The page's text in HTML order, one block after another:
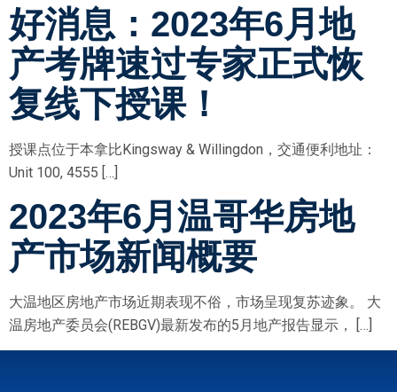
好消息：2023年6月地
产考牌速过专家正式恢
复线下授课！
授课点位于本拿比Kingsway & Willingdon，交通便利地址：
Unit 100, 4555 […]
2023年6月温哥华房地
产市场新闻概要
大温地区房地产市场近期表现不俗，市场呈现复苏迹象。 大
温房地产委员会(REBGV)最新发布的5月地产报告显示， […]